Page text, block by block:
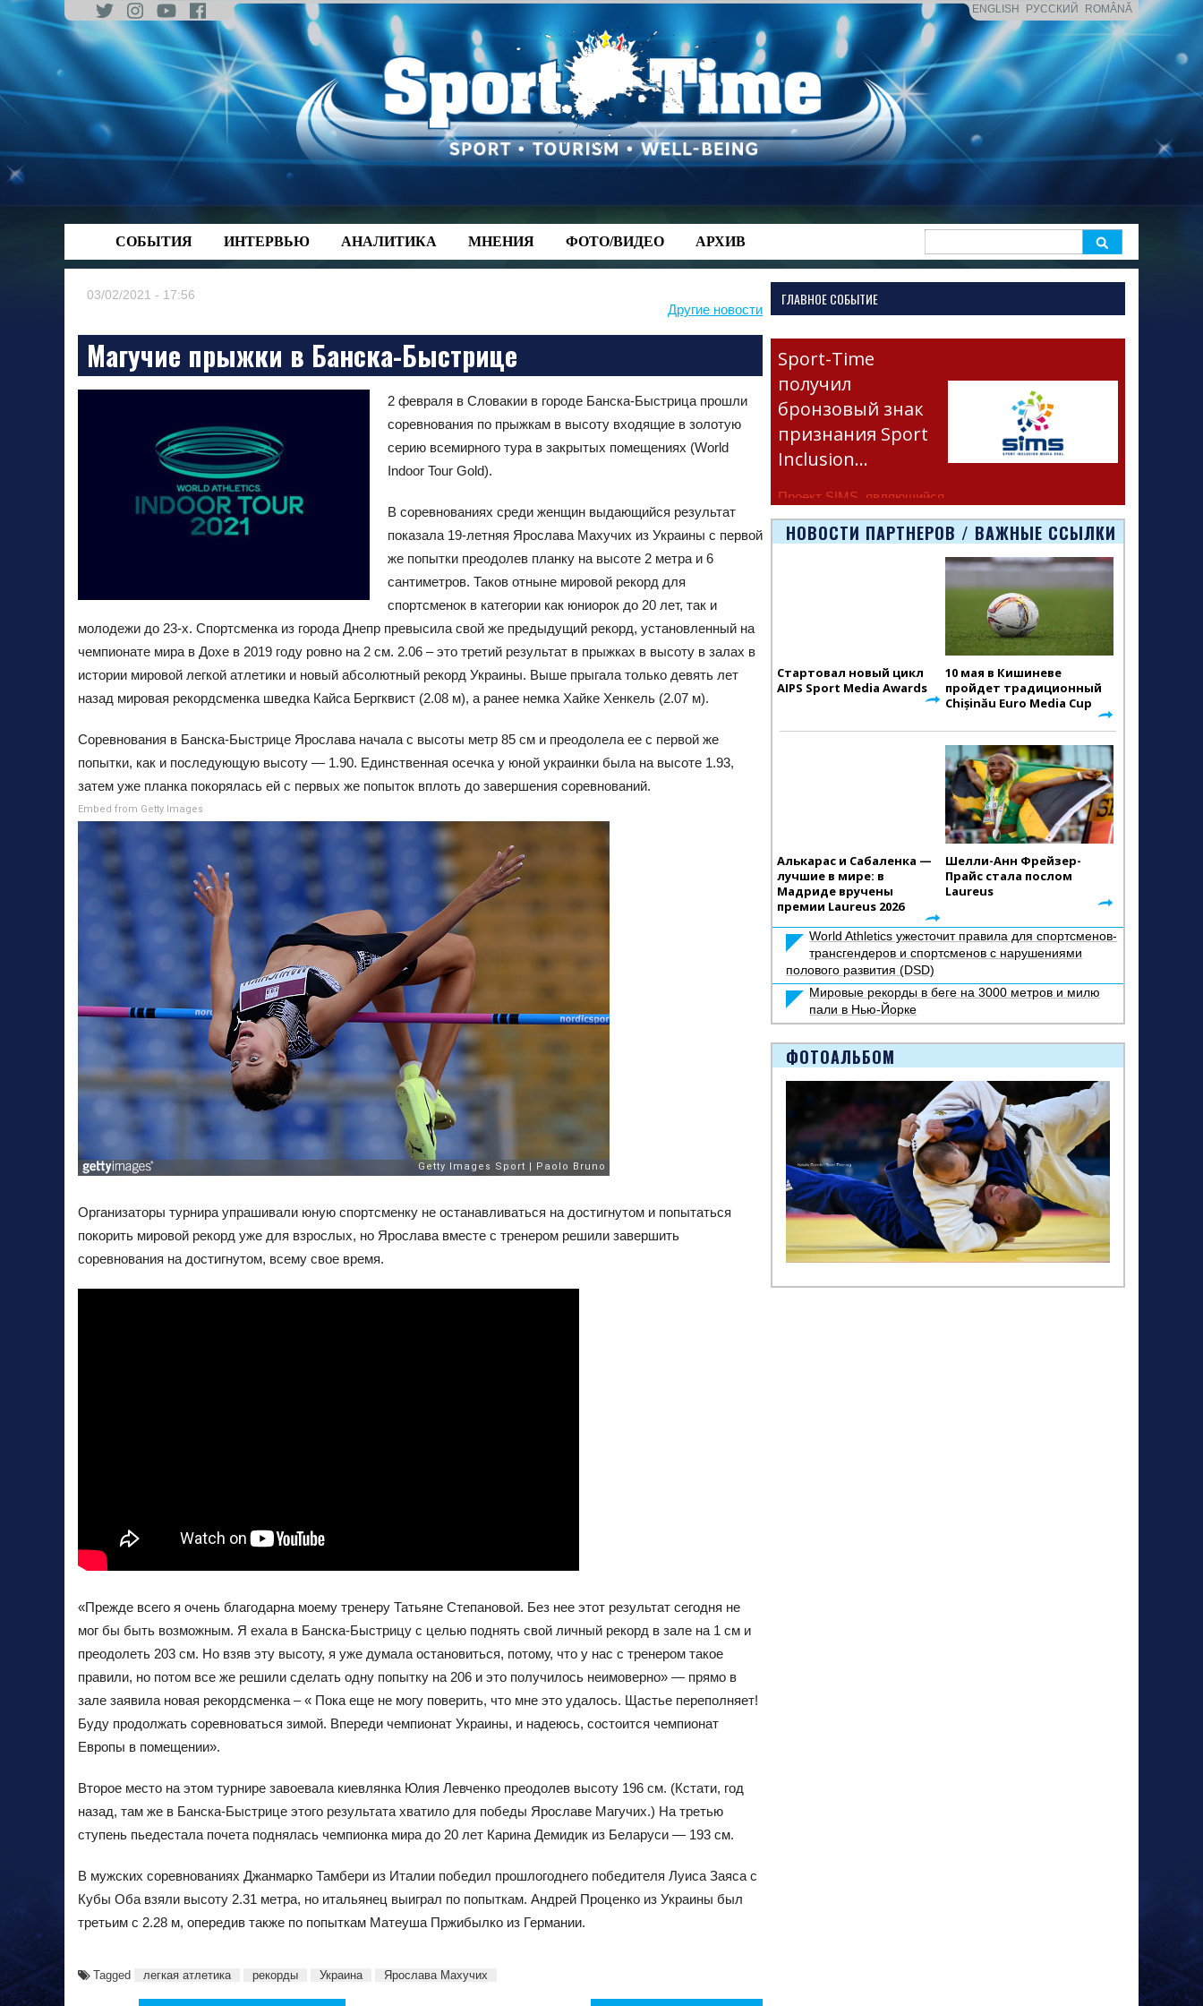
ENGLISH РУССКИЙ ROMÂNĂ
Skip
to
content
СОБЫТИЯ ИНТЕРВЬЮ АНАЛИТИКА МНЕНИЯ ФОТО/ВИДЕО АРХИВ
Другие новости
03/02/2021 - 17:56
Магучие прыжки в Банска-Быстрице
2 февраля в Словакии в городе Банска-Быстрица прошли
соревнования по прыжкам в высоту входящие в золотую
серию всемирного тура в закрытых помещениях (World
Indoor Tour Gold).
В соревнованиях среди женщин выдающийся результат
показала 19-летняя Ярослава Махучих из Украины с первой
же попытки преодолев планку на высоте 2 метра и 6
сантиметров. Таков отныне мировой рекорд для
спортсменок в категории как юниорок до 20 лет, так и
молодежи до 23-х. Спортсменка из города Днепр превысила свой же предыдущий рекорд, установленный на
чемпионате мира в Дохе в 2019 году ровно на 2 см. 2.06 – это третий результат в прыжках в высоту в залах в
истории мировой легкой атлетики и новый абсолютный рекорд Украины. Выше прыгала только девять лет
назад мировая рекордсменка шведка Кайса Бергквист (2.08 м), а ранее немка Хайке Хенкель (2.07 м).
Соревнования в Банска-Быстрице Ярослава начала с высоты метр 85 см и преодолела ее с первой же
попытки, как и последующую высоту — 1.90. Единственная осечка у юной украинки была на высоте 1.93,
затем уже планка покорялась ей с первых же попыток вплоть до завершения соревнований.
Embed from Getty Images
Организаторы турнира упрашивали юную спортсменку не останавливаться на достигнутом и попытаться
покорить мировой рекорд уже для взрослых, но Ярослава вместе с тренером решили завершить
соревнования на достигнутом, всему свое время.
«Прежде всего я очень благодарна моему тренеру Татьяне Степановой. Без нее этот результат сегодня не
мог бы быть возможным. Я ехала в Банска-Быстрицу с целью поднять свой личный рекорд в зале на 1 см и
преодолеть 203 см. Но взяв эту высоту, я уже думала остановиться, потому, что у нас с тренером такое
правили, но потом все же решили сделать одну попытку на 206 и это получилось неимоверно» — прямо в
зале заявила новая рекордсменка – « Пока еще не могу поверить, что мне это удалось. Щастье переполняет!
Буду продолжать соревноваться зимой. Впереди чемпионат Украины, и надеюсь, состоится чемпионат
Европы в помещении».
Второе место на этом турнире завоевала киевлянка Юлия Левченко преодолев высоту 196 см. (Кстати, год
назад, там же в Банска-Быстрице этого результата хватило для победы Ярославе Магучих.) На третью
ступень пьедестала почета поднялась чемпионка мира до 20 лет Карина Демидик из Беларуси — 193 см.
В мужских соревнованиях Джанмарко Тамбери из Италии победил прошлогоднего победителя Луиса Заяса с
Кубы Оба взяли высоту 2.31 метра, но итальянец выиграл по попыткам. Андрей Проценко из Украины был
третьим с 2.28 м, опередив также по попыткам Матеуша Пржибылко из Германии.
Tagged легкая атлетика рекорды Украина Ярослава Махучих
ГЛАВНОЕ СОБЫТИЕ
Sport-Time
получил
бронзовый знак
признания Sport
Inclusion…
Проект SIMS, являющийся
частью программы
Erasmus+ Европейско
НОВОСТИ ПАРТНЕРОВ / ВАЖНЫЕ ССЫЛКИ
Стартовал новый цикл
AIPS Sport Media Awards
10 мая в Кишиневе
пройдет традиционный
Chișinău Euro Media Cup
Алькарас и Сабаленка —
лучшие в мире: в
Мадриде вручены
премии Laureus 2026
Шелли-Анн Фрейзер-
Прайс стала послом
Laureus
World Athletics ужесточит правила для спортсменов-
трансгендеров и спортсменов с нарушениями
полового развития (DSD)
Мировые рекорды в беге на 3000 метров и милю
пали в Нью-Йорке
ФОТОАЛЬБОМ